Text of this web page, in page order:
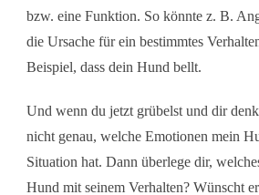
bzw. eine Funktion. So könnte z. B.
die Ursache für ein bestimmtes
Beispiel, dass dein Hund bellt.
Und wenn du jetzt grübelst und dir
nicht genau, welche Emotionen mein
Situation hat. Dann überlege dir,
Hund mit seinem Verhalten? Wünscht